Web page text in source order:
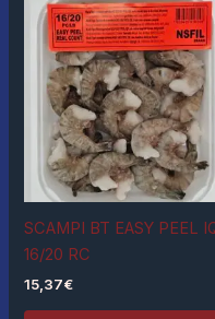
SCAMPI BT EASY PEEL
16/20 RC
15,37€